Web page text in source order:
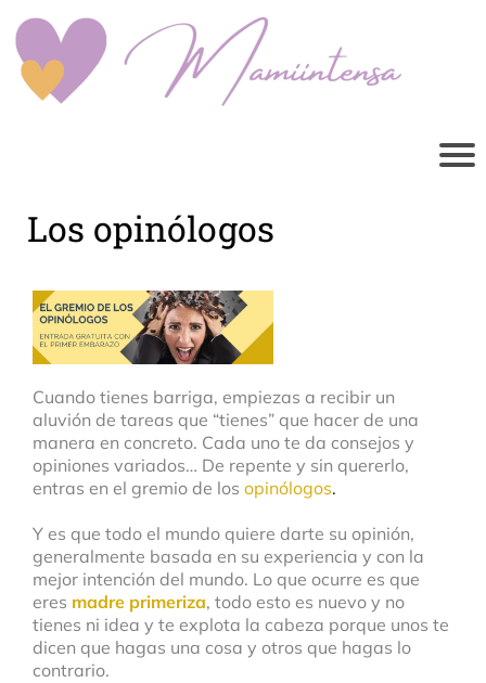
Los opinólogos
Cuando tienes barriga, empiezas a recibir un
aluvión de tareas que “tienes” que hacer de una
manera en concreto. Cada uno te da consejos y
opiniones variados… De repente y sin quererlo,
entras en el gremio de los opinólogos.
Y es que todo el mundo quiere darte su opinión,
generalmente basada en su experiencia y con la
mejor intención del mundo. Lo que ocurre es que
eres madre primeriza, todo esto es nuevo y no
tienes ni idea y te explota la cabeza porque unos te
dicen que hagas una cosa y otros que hagas lo
contrario.